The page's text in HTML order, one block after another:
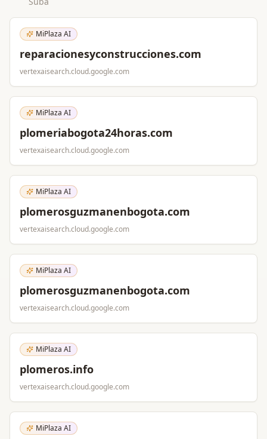
MiPlaza AI
reparacionesyconstrucciones.com
vertexaisearch.cloud.google.com
MiPlaza AI
plomeriabogota24horas.com
vertexaisearch.cloud.google.com
MiPlaza AI
plomerosguzmanenbogota.com
vertexaisearch.cloud.google.com
MiPlaza AI
plomerosguzmanenbogota.com
vertexaisearch.cloud.google.com
MiPlaza AI
plomeros.info
vertexaisearch.cloud.google.com
MiPlaza AI